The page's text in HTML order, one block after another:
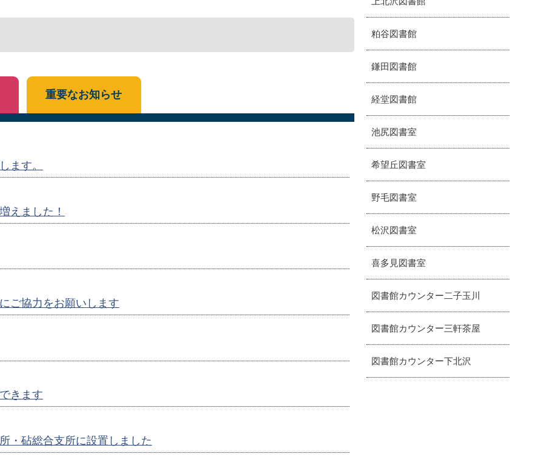
ます。
えました！
ご協力をお願いします
きます
・砧総合支所に設置しました
重要なお知らせ
粕谷図書館
鎌田図書館
経堂図書館
池尻図書室
希望丘図書室
野毛図書室
松沢図書室
喜多見図書室
図書館カウンター二子玉川
図書館カウンター三軒茶屋
図書館カウンター下北沢